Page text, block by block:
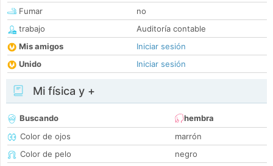
Fumar
no
trabajo
Auditoría contable
Mis amigos
Iniciar sesión
Unido
Iniciar sesión
Mi física y +
Buscando
hembra
Color de ojos
marrón
Color de pelo
negro